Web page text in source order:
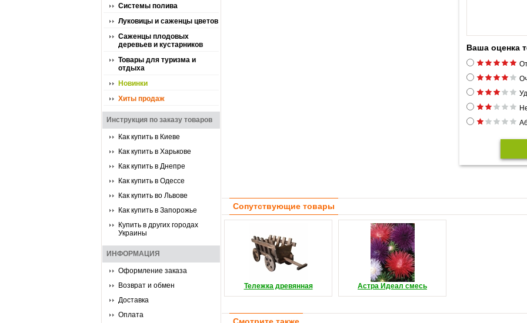
Системы полива
Луковицы и саженцы цветов
Саженцы плодовых
деревьев и кустарников
Товары для туризма и
отдыха
Новинки
Хиты продаж
Инструкция по заказу товаров
Как купить в Киеве
Как купить в Харькове
Как купить в Днепре
Как купить в Одессе
Как купить во Львове
Как купить в Запорожье
Купить в других городах
Украины
ИНФОРМАЦИЯ
Оформление заказа
Возврат и обмен
Доставка
Оплата
Ваша оценка
Сопутствующие товары
Тележка древянная Астра Идеал смесь